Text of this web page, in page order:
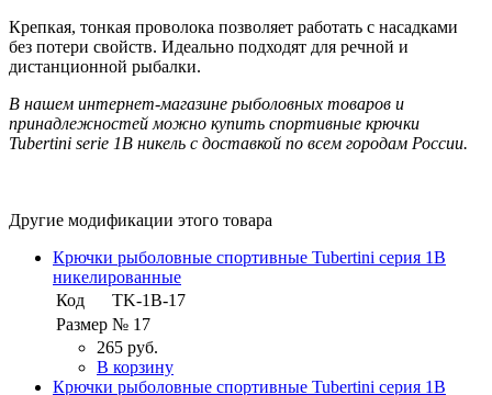
Крепкая, тонкая проволока позволяет работать с насадками
без потери свойств. Идеально подходят для речной и
дистанционной рыбалки.
В нашем интернет-магазине рыболовных товаров и
принадлежностей можно купить спортивные крючки
Tubertini serie 1B никель с доставкой по всем городам России.
Другие модификации этого товара
Крючки рыболовные спортивные Tubertini серия 1B
никелированные
Код
TK-1B-17
Размер № 17
265 руб.
В корзину
Крючки рыболовные спортивные Tubertini серия 1B